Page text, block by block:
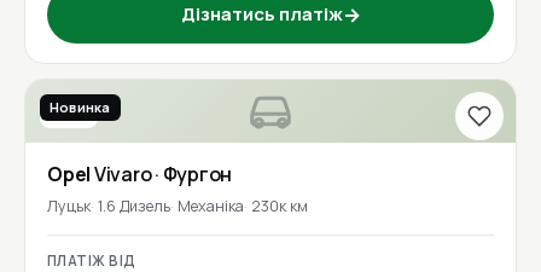
Дізнатись платіж→
2016
Новинка
OpelVivaro· Фургон
Луцьк 1.6 Дизель Механіка 230к км
ПЛАТІЖ ВІД